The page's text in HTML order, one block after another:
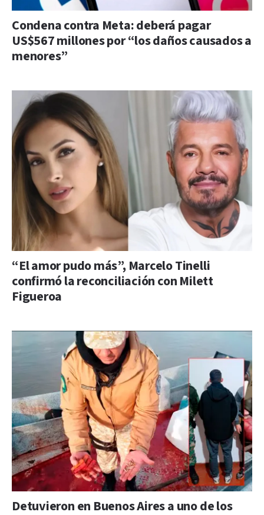
Condena contra Meta: deberá pagar
US$567 millones por “los daños causados a
menores”
“El amor pudo más”, Marcelo Tinelli
confirmó la reconciliación con Milett
Figueroa
Detuvieron en Buenos Aires a uno de los